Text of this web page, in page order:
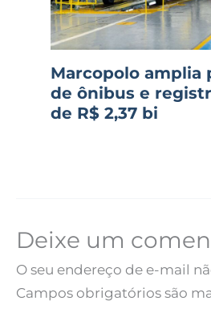
Marcopolo amplia
de ônibus e
de R$ 2,37 bi
Deixe um
O seu endereço de e-mail
Campos obrigatórios são